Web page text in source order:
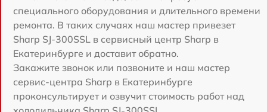
специального оборудования и длительного времени
ремонта. В таких случаях наш мастер привезет
Sharp SJ-300SSL в сервисный центр Sharp в
Екатеринбурге и доставит обратно.
Закажите звонок или позвоните и наш мастер
сервис-центра Sharp в Екатеринбурге
проконсультирует и озвучит стоимость работ над